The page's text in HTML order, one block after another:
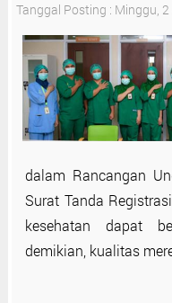
Tanggal Posting : Minggu,
dalam Rancangan
Surat Tanda
kesehatan dapat
demikian, kualitas